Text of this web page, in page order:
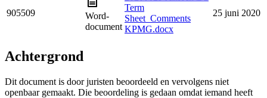
905509
Word-
document
Term
Sheet_Comments
KPMG.docx
25 juni 2020
Achtergrond
Dit document is door juristen beoordeeld en vervolgens niet
openbaar gemaakt. Die beoordeling is gedaan omdat iemand heeft